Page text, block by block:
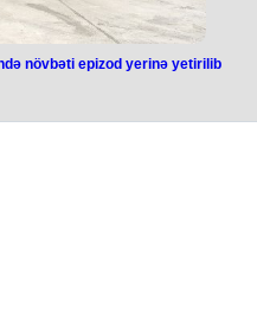
növbəti epizod yerinə yetirilib